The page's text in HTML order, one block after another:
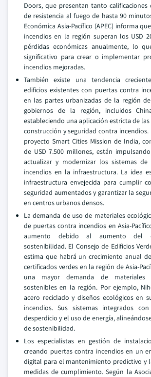
Doors, que presentan tanto
de resistencia al fuego de hasta 90
Económica Asia-Pacífico (APEC) informa
incendios en la región superan los USD
pérdidas económicas anualmente, lo
significativo para crear o implementar
incendios mejoradas.
También existe una tendencia
edificios existentes con puertas contra
en las partes urbanizadas de la región de
gobiernos de la región, incluidos
estableciendo una aplicación estricta de las
construcción y seguridad contra incendios.
proyecto Smart Cities Mission de India,
de USD 7.500 millones, están
actualizar y modernizar los sistemas de
incendios en la infraestructura. La idea
infraestructura envejecida para cumplir
seguridad aumentados y garantizar la
en centros urbanos densos.
La demanda de uso de materiales
de puertas contra incendios en Asia-
aumento debido al aumento del
sostenibilidad. El Consejo de Edificios
estima que habrá un crecimiento anual
certificados verdes en la región de Asia-
una mayor demanda de materiales
sostenibles en la región. Por ejemplo,
acero reciclado y diseños ecológicos en
incendios. Sus sistemas integrados
desperdicio y el uso de energía,
de sostenibilidad.
Los especialistas en gestión de
creando puertas contra incendios en un
digital para el mantenimiento predictivo y
medidas de cumplimiento. Según la